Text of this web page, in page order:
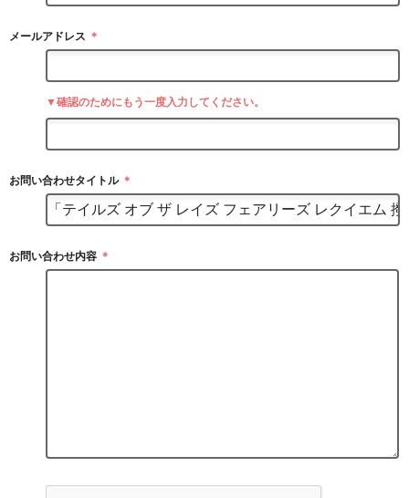
メールアドレス ＊
▼確認のためにもう一度入力してください。
お問い合わせタイトル ＊
お問い合わせ内容 ＊